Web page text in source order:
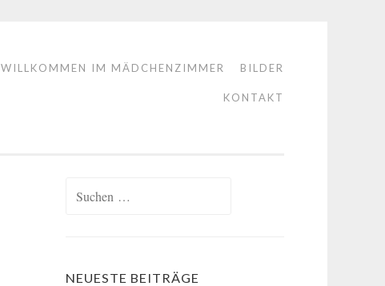
WILLKOMMEN IM MÄDCHENZIMMER BILDER
KONTAKT
NEUESTE BEITRÄGE